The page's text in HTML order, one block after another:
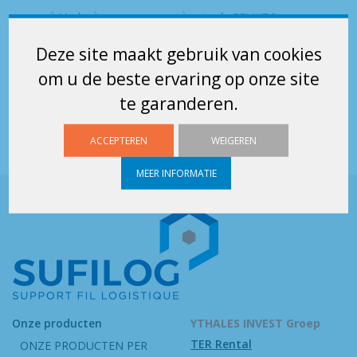
Deze site maakt gebruik van cookies
om u de beste ervaring op onze site
te garanderen.
ACCEPTEREN WEIGEREN
MEER INFORMATIE
Home Media poignée RELAXT 3 poignée RELAXT 3
poignée RELAXT 3
Onze producten
ONZE PRODUCTEN PER
YTHALES INVEST Groep
TER Rental